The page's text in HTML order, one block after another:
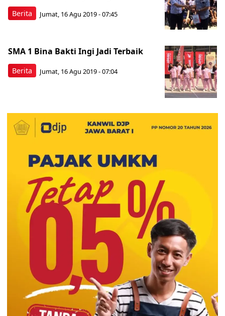
Berita Jumat, 16 Agu 2019 - 07:45
Berita
SMA 1 Bina Bakti Ingi Jadi Terbaik
Jumat, 16 Agu 2019 - 07:04